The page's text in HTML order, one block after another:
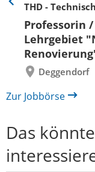
THD -
Professorin
Lehrgebiet
Deggendorf
Eine
zurück
Zur Jobbörse
Das